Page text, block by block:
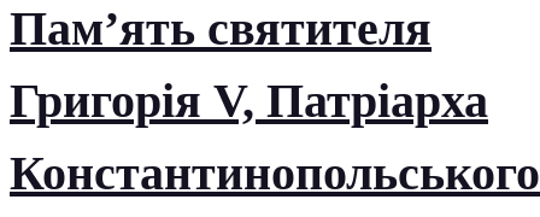
Пам’ять святителя
Григорія V, Патріарха
Константинопольського